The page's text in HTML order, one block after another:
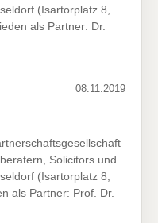
(Isartorplatz 8,
als Partner: Dr.
08.11.2019
Solicitors und
(Isartorplatz 8,
als Partner: Prof. Dr.